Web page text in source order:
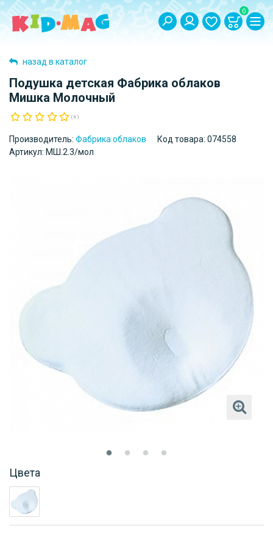
0
назад в каталог
Подушка детская Фабрика облаков
Мишка Молочный
( 0 )
Производитель: Фабрика облаков Код товара: 074558
Артикул: МШ.2.3/мол
Цвета